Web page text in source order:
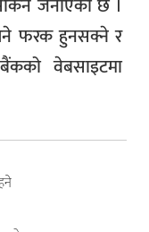
जनाएको छ ।
फरक हुनसक्ने र
वेबसाइटमा